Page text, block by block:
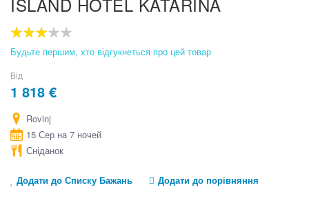
60
% of
Будьте першим, хто відгукнеться про цей товар
Від
1 818 €
Rovinj
15 Сер на 7 ночей
Сніданок
Додати до Списку Бажань Додати до порівняння
beginning
images
gallery